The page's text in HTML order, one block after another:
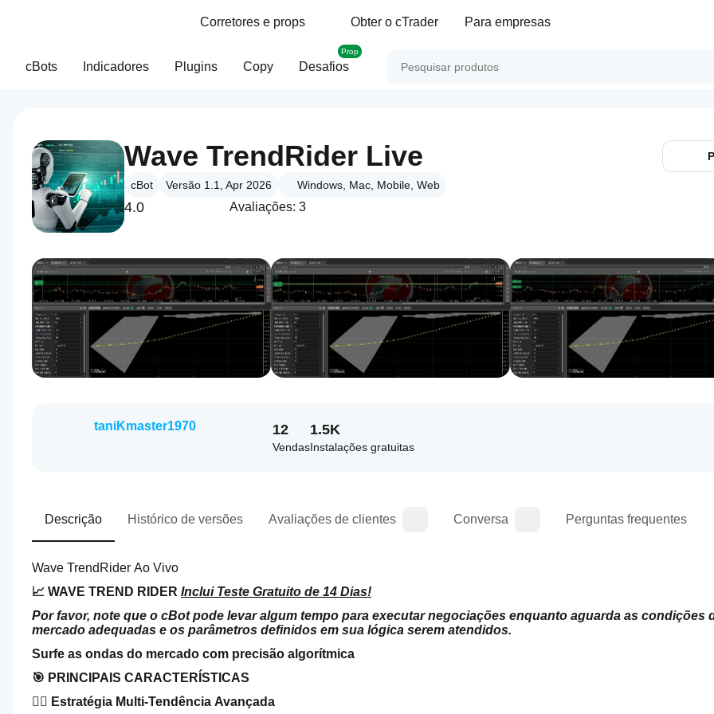
Corretores e props Obter o cTrader Para empresas
cBots Indicadores Plugins Copy Desafios
Prop
Wave TrendRider Live
cBot Versão 1.1, Apr 2026 Windows, Mac, Mobile, Web
4.0 Avaliações: 3
taniKmaster1970 12
Vendas
1.5K
Instalações gratuitas
Descrição Histórico de versões Avaliações de clientes Conversa Perguntas frequentes
Wave TrendRider Ao Vivo
📈 WAVE TREND RIDER Inclui Teste Gratuito de 14 Dias!
Por favor, note que o cBot pode levar algum tempo para executar negociações enquanto aguarda as condições
mercado adequadas e os parâmetros definidos em sua lógica serem atendidos.
Surfe as ondas do mercado com precisão algorítmica
🎯 PRINCIPAIS CARACTERÍSTICAS
🏄‍♂️ Estratégia Multi-Tendência Avançada